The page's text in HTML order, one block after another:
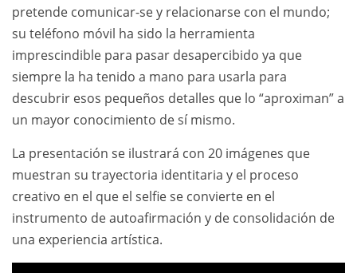
pretende comunicar-se y relacionarse con el mundo;
su teléfono móvil ha sido la herramienta
imprescindible para pasar desapercibido ya que
siempre la ha tenido a mano para usarla para
descubrir esos pequeños detalles que lo “aproximan” a
un mayor conocimiento de sí mismo.
La presentación se ilustrará con 20 imágenes que
muestran su trayectoria identitaria y el proceso
creativo en el que el selfie se convierte en el
instrumento de autoafirmación y de consolidación de
una experiencia artística.